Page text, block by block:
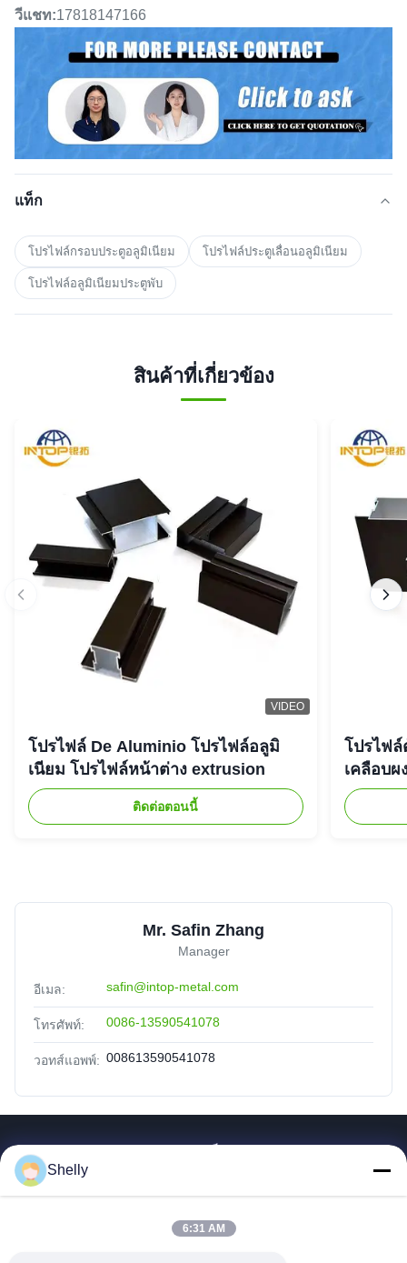
วีแชท:17818147166
แท็ก
โปรไฟล์กรอบประตูอลูมิเนียม โปรไฟล์ประตูเลื่อนอลูมิเนียม
โปรไฟล์อลูมิเนียมประตูพับ
สินค้าที่เกี่ยวข้อง
VIDEO
โปรไฟล์ De Aluminio โปรไฟล์อลูมิ
เนียม โปรไฟล์หน้าต่าง extrusion
ติดต่อตอนนี้
โปรไฟล์
เคลือบผ
Mr. Safin Zhang
Manager
อีเมล: safin@intop-metal.com
โทรศัพท์: 0086-13590541078
วอทส์แอพพ์: 008613590541078
ผลิตภัณฑ์
Shelly
6:31 AM